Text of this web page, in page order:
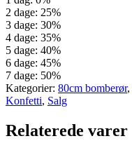
2 dage: 25%
3 dage: 30%
4 dage: 35%
5 dage: 40%
6 dage: 45%
7 dage: 50%
Kategorier: 80cm bomberør,
Konfetti, Salg
Relaterede varer